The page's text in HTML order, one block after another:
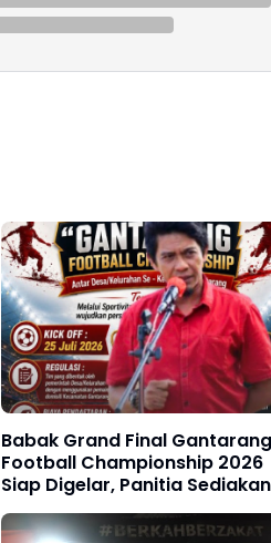
Babak Grand Final Gantarang
Football Championship 2026
Siap Digelar, Panitia Sediakan
Trofi, Uang Pembinaan
Penghargaan Individu